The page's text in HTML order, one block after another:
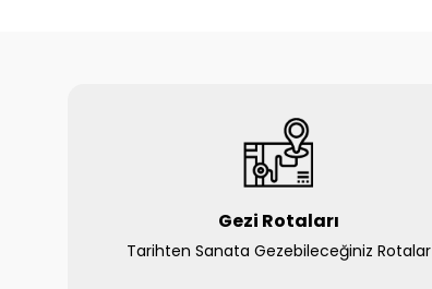
Gezi Rotaları
Tarihten Sanata Gezebileceğiniz Rotalar